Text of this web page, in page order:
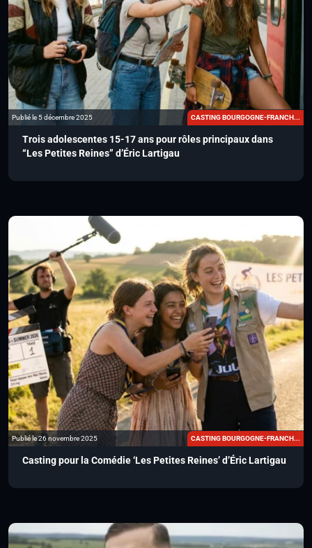
Publié le 5 décembre 2025 CASTING BOURGOGNE-FRANCH...
Trois adolescentes 15-17 ans pour rôles principaux dans
“Les Petites Reines” d’Éric Lartigau
Publié le 26 novembre 2025 CASTING BOURGOGNE-FRANCH...
Casting pour la Comédie ‘Les Petites Reines’ d’Éric Lartigau